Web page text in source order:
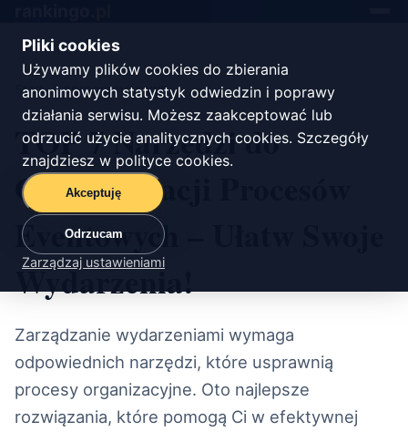
Pliki cookies
Używamy plików cookies do zbierania
anonimowych statystyk odwiedzin i poprawy
działania serwisu. Możesz zaakceptować lub
odrzucić użycie analitycznych cookies. Szczegóły
znajdziesz w polityce cookies.
Akceptuję
Odrzucam
Zarządzaj ustawieniami
Start/oprogramowanie
TOP 7 Narzędzi do
Optymalizacji Procesów
Eventowych – Ułatw Swoje
Wydarzenia!
Zarządzanie wydarzeniami wymaga
odpowiednich narzędzi, które usprawnią
procesy organizacyjne. Oto najlepsze
rozwiązania, które pomogą Ci w efektywnej